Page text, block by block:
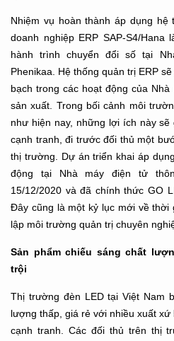
Nhiệm vụ hoàn thành áp dụng
doanh nghiệp ERP SAP-S4/
hành trình chuyển đổi số tại
Phenikaa. Hệ thống quản trị ERP
bạch trong các hoạt động của
sản xuất. Trong bối cảnh môi
như hiện nay, những lợi ích này
cạnh tranh, đi trước đối thủ một
thị trường. Dự án triển khai áp
động tại Nhà máy điện tử
15/12/2020 và đã chính thức GO
Đây cũng là một kỷ lục mới về thời
lập môi trường quản trị chuyên
Sản phẩm chiếu sáng chất
trội
Thị trường đèn LED tại Việt Nam
lượng thấp, giá rẻ với nhiều xuất
cạnh tranh. Các đối thủ trên thị